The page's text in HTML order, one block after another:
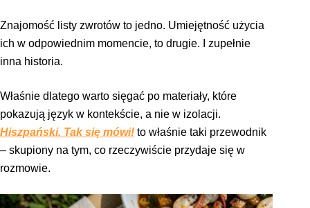
Znajomość listy zwrotów to jedno. Umiejętność użycia
ich w odpowiednim momencie, to drugie. I zupełnie
inna historia.
Właśnie dlatego warto sięgać po materiały, które
pokazują język w kontekście, a nie w izolacji.
Hiszpański. Tak się mówi! to właśnie taki przewodnik
– skupiony na tym, co rzeczywiście przydaje się w
rozmowie.